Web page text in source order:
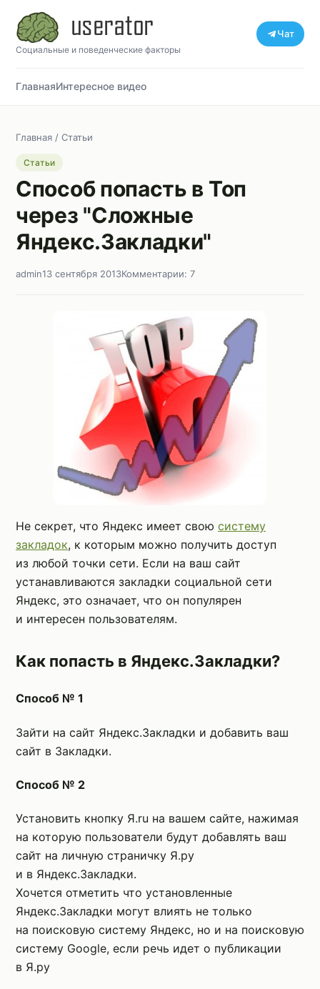
Социальные и поведенческие факторы
Чат
ГлавнаяИнтересное видео
Главная / Статьи
Статьи
Способ попасть в Топ
через "Сложные
Яндекс.Закладки"
admin13 сентября 2013Комментарии: 7
Не секрет, что Яндекс имеет свою систему
закладок, к которым можно получить доступ
из любой точки сети. Если на ваш сайт
устанавливаются закладки социальной сети
Яндекс, это означает, что он популярен
и интересен пользователям.
Как попасть в Яндекс.Закладки?
Способ № 1
Зайти на сайт Яндекс.Закладки и добавить ваш
сайт в Закладки.
Способ № 2
Установить кнопку Я.ru на вашем сайте, нажимая
на которую пользователи будут добавлять ваш
сайт на личную страничку Я.ру
и в Яндекс.Закладки.
Хочется отметить что установленные
Яндекс.Закладки могут влиять не только
на поисковую систему Яндекс, но и на поисковую
систему Google, если речь идет о публикации
в Я.ру